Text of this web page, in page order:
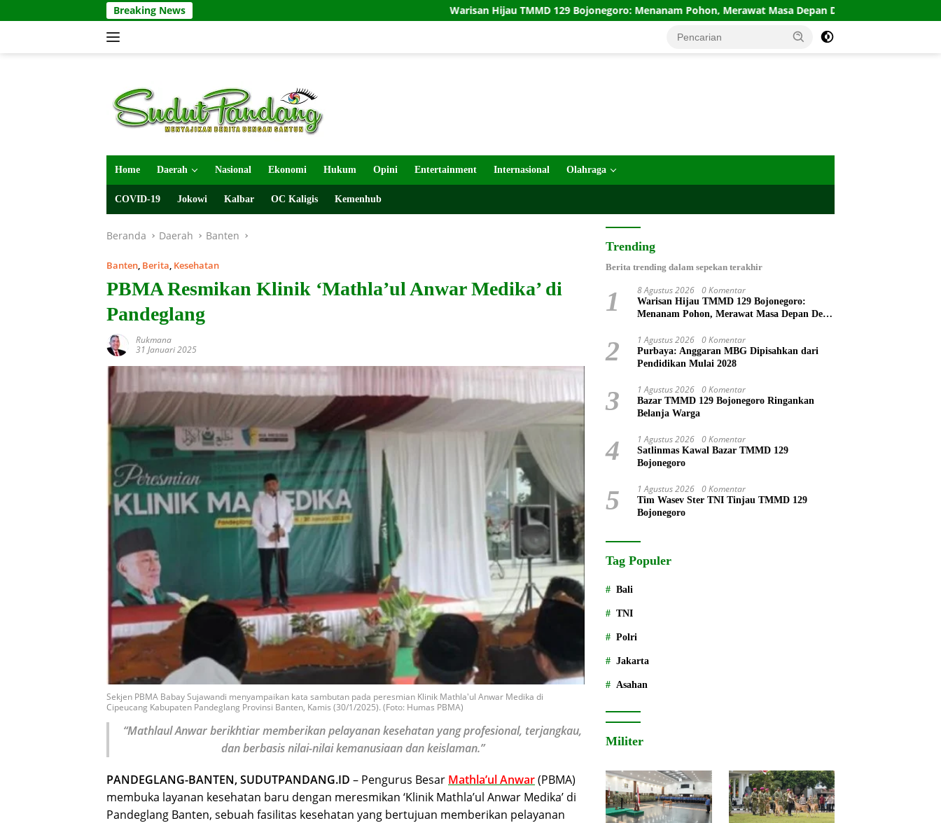
ke
Breaking News Warisan Hijau TMMD 129 Bojonegoro: Menanam Pohon, Merawat Masa Depan Desa Kesongo Donor Darah Warnai
Home Daerah Nasional Ekonomi Hukum Opini Entertainment Internasional Olahraga
COVID-19 Jokowi Kalbar OC Kaligis Kemenhub
Beranda Daerah Banten
Banten, Berita, Kesehatan
PBMA Resmikan Klinik ‘Mathla’ul Anwar Medika’ di
Pandeglang
Rukmana
31 Januari 2025
Sekjen PBMA Babay Sujawandi menyampaikan kata sambutan pada peresmian Klinik Mathla'ul Anwar Medika di
Cipeucang Kabupaten Pandeglang Provinsi Banten, Kamis (30/1/2025). (Foto: Humas PBMA)
“Mathlaul Anwar berikhtiar memberikan pelayanan kesehatan yang profesional, terjangkau,
dan berbasis nilai-nilai kemanusiaan dan keislaman.”
PANDEGLANG-BANTEN, SUDUTPANDANG.ID – Pengurus Besar Mathla’ul Anwar(PBMA)
membuka layanan kesehatan baru dengan meresmikan ‘Klinik Mathla’ul Anwar Medika’ di
Pandeglang Banten, sebuah fasilitas kesehatan yang bertujuan memberikan pelayanan
Trending
Berita trending dalam sepekan terakhir
1 8 Agustus 2026 0 Komentar
Warisan Hijau TMMD 129 Bojonegoro:
Menanam Pohon, Merawat Masa Depan Desa
2 1 Agustus 2026 0 Komentar
Purbaya: Anggaran MBG Dipisahkan dari
Pendidikan Mulai 2028
3 1 Agustus 2026 0 Komentar
Bazar TMMD 129 Bojonegoro Ringankan
Belanja Warga
4 1 Agustus 2026 0 Komentar
Satlinmas Kawal Bazar TMMD 129
Bojonegoro
5 1 Agustus 2026 0 Komentar
Tim Wasev Ster TNI Tinjau TMMD 129
Bojonegoro
Tag Populer
Bali
TNI
Polri
Jakarta
Asahan
Militer